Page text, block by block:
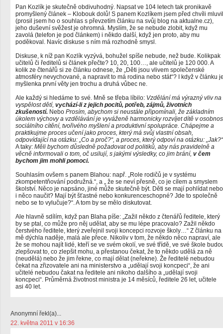
Pan Kozlík je skutečně obdivuhodný. Napsat ve 104 letech tak pronikavě
promyšlený článek – Klobouk dolů! S panem Kozlíkem jsem před chvíli mluvil
(prosil jsem ho o souhlas s převzetím článku na svůj blog na aktualne.cz),
jeho duševní svěžest je ohromná. Myslím, že se nebude zlobit, když mu
zavolá (telefon je pod článkem) i někdo další, když jen proto, aby mu
poděkoval. Navíc diskuse s ním má rozhodně smysl.
Diskuse, k níž pan Kozlík vyzývá, bohužel spíše nebude, než bude. Kolikpak
učitelů či ředitelů si článek přečte? 10, 20, 100…, ale učitelů je 120 000. A
kolik ze čtenářů si ze článku odnese, že „Děti jsou vlivem společenské
atmosféry nevychované, a napravit to má rodina nebo stát“? I když v článku
myšlenka první věty jen trochu a druhá vůbec ne.
Ale každý si hledáme to své. Mně se třeba líbilo: Vzdělání má výrazný vliv na
vyspělost dětí, vychází-li z jejich pocitů, potřeb, zájmů, životních
zkušeností. Nebo Prosím, abychom si neustále připomínali, že základním
úkolem výchovy a vzdělávání je vyváženě harmonicky rozvíjet dítě v
sociálního cítění, tvořivého myšlení a produktivní spolupráce. Chápejme a
praktikujme proces učení jako proces, který má svůj vlastní obsah,
odpovídající na otázku: „Co a proč?“, a proces, který odpoví na otázku:
A taky: Měli bychom důsledně požadovat od politiků, aby nás pravidelně a
věcně informovali o tom, oč usilují, s jakými výsledky, co jim brání, v čem
bychom jim mohli pomoci.
Souhlasím ovšem s panem Blahou: např. „Role rodičů je v systému
zkompetentňování podružná.“, a „ že se neví přesně, co je cílem a smyslem
školství. Něco je napsáno, jiné může skutečně být. Děti se mají pohlídat nebo
i něco naučit? Mají být šťastné nebo konkurenceschopné? Jde to společně
nebo se to vylučuje?“. A tom by se mělo diskutovat.
Ale hlavně sdílím, když pan Blaha píše: „Zažil někdo z čtenářů ředitele, který
by se ptal, co může pro něj udělat, aby se mu lépe pracovalo? Zažil někdo
čerstvého ředitele, který zveřejnil svoji koncepci rozvoje školy…“ Z článku na
mě dýchla naděje, malá ale přece. Nikoliv v tom, že někdo něco napraví, ale
že se mohou najít lidé, kteří se ve svém okolí, ve své třídě, ve své škole
zlepšovat to, co zlepšit mohu, a přestanou čekat, že to někdo udělá za ně
(neudělá) nebo že jim řekne, co mají dělat (neřekne). Že ředitelé nebudou
čekat na zřizovatele ani na ministerstvo a „udělají svoji koncpeci“, že ani
učitelé nebudou čakat na ředitele ani nikoho dalšího a „udělají svoji
koncpeci“. Průměrná životnost ministra je 14 měsíců, ředitele 26 let, učitele
asi 40 let.
Anonymní řekl(a)...
22. května 2011 v 16:36